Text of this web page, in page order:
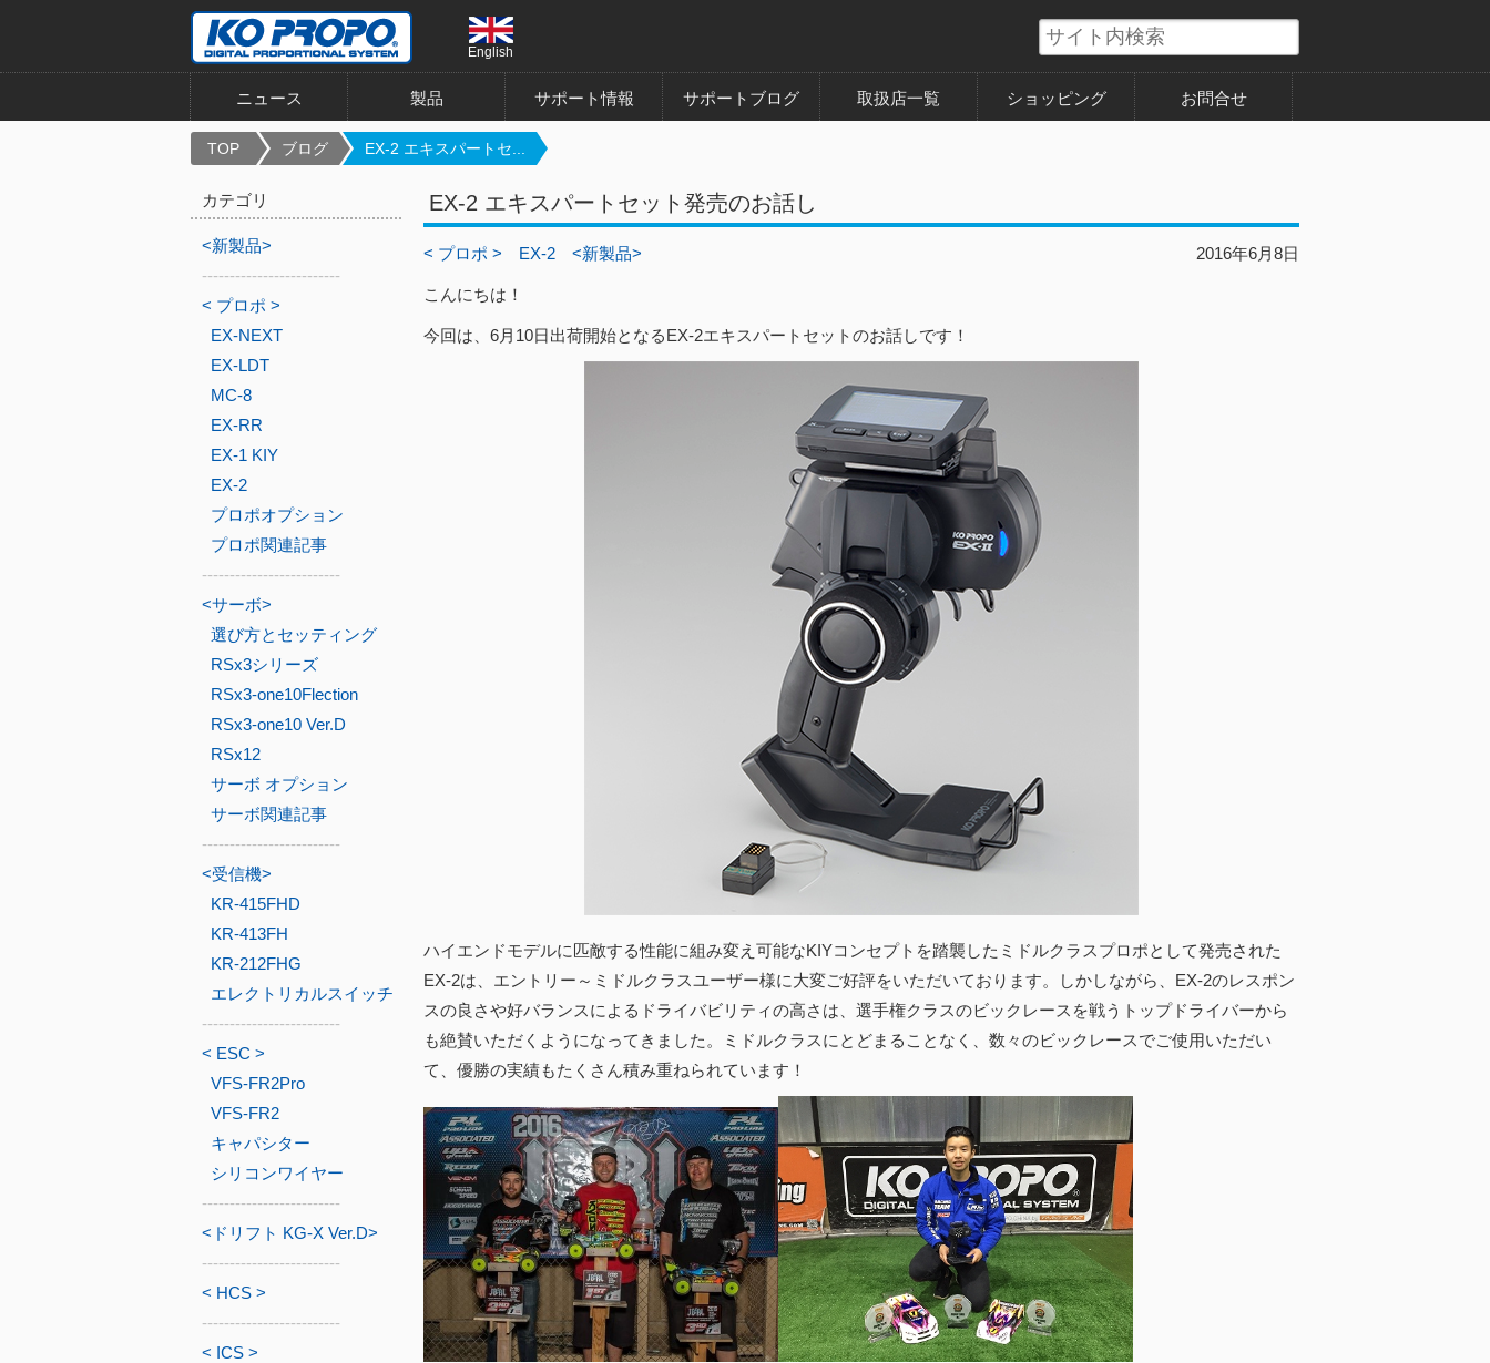
English
ニュース 製品 サポート情報 サポートブログ 取扱店一覧 ショッピング お問合せ
TOP ブログ EX-2 エキスパートセ...
EX-2 エキスパートセット発売のお話し
2016年6月8日
< プロポ > EX-2 <新製品>
こんにちは！
今回は、6月10日出荷開始となるEX-2エキスパートセットのお話しです！
ハイエンドモデルに匹敵する性能に組み変え可能なKIYコンセプトを踏襲したミドルクラスプロポとして発売された
EX-2は、エントリー～ミドルクラスユーザー様に大変ご好評をいただいております。しかしながら、EX-2のレスポン
スの良さや好バランスによるドライバビリティの高さは、選手権クラスのビックレースを戦うトップドライバーから
も絶賛いただくようになってきました。ミドルクラスにとどまることなく、数々のビックレースでご使用いただい
て、優勝の実績もたくさん積み重ねられています！
カテゴリ
<新製品>
-------------------------
< プロポ >
EX-NEXT
EX-LDT
MC-8
EX-RR
EX-1 KIY
EX-2
プロポオプション
プロポ関連記事
-------------------------
<サーボ>
選び方とセッティング
RSx3シリーズ
RSx3-one10Flection
RSx3-one10 Ver.D
RSx12
サーボ オプション
サーボ関連記事
-------------------------
<受信機>
KR-415FHD
KR-413FH
KR-212FHG
エレクトリカルスイッチ
-------------------------
< ESC >
VFS-FR2Pro
VFS-FR2
キャパシター
シリコンワイヤー
-------------------------
<ドリフト KG-X Ver.D>
-------------------------
< HCS >
-------------------------
< ICS >